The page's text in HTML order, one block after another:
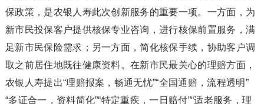
保政策，是农银人寿此次创新服务的重要一项。一方面，为
新市民投保客户提供核保专业咨询，进行核保前置服务，满
足新市民保险需求；另一方面，简化核保手续，协助客户调
取之前居住地既往健康资料。在新市民最关心的理赔方面，
农银人寿提出“理赔报案，畅通无忧”“全国通赔，流程透明”
“多证合一，资料简化”“特定重疾，一日赔付”“适老服务，理